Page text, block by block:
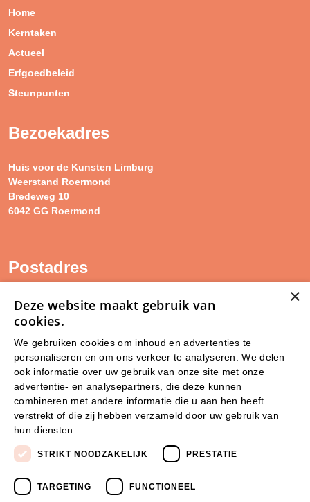
Home
Kerntaken
Actueel
Erfgoedbeleid
Steunpunten
Bezoekadres
Huis voor de Kunsten Limburg
Weerstand Roermond
Bredeweg 10
6042 GG Roermond
Postadres
SAM Limburg
Postbus 203
steunpunt@sam-limburg.nl
0475-399281
×
Deze website maakt gebruik van
cookies.
We gebruiken cookies om inhoud en advertenties te
personaliseren en om ons verkeer te analyseren. We delen
ook informatie over uw gebruik van onze site met onze
advertentie- en analysepartners, die deze kunnen
combineren met andere informatie die u aan hen heeft
verstrekt of die zij hebben verzameld door uw gebruik van
hun diensten.
STRIKT NOODZAKELIJK PRESTATIE
TARGETING FUNCTIONEEL